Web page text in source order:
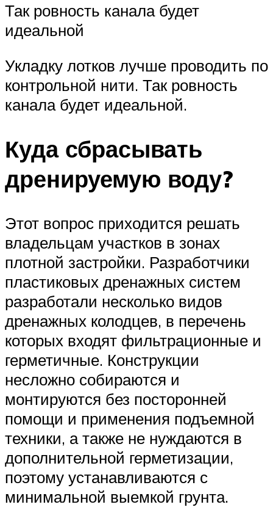
Так ровность канала будет
идеальной
Укладку лотков лучше проводить по
контрольной нити. Так ровность
канала будет идеальной.
Куда сбрасывать
дренируемую воду?
Этот вопрос приходится решать
владельцам участков в зонах
плотной застройки. Разработчики
пластиковых дренажных систем
разработали несколько видов
дренажных колодцев, в перечень
которых входят фильтрационные и
герметичные. Конструкции
несложно собираются и
монтируются без посторонней
помощи и применения подъемной
техники, а также не нуждаются в
дополнительной герметизации,
поэтому устанавливаются с
минимальной выемкой грунта.